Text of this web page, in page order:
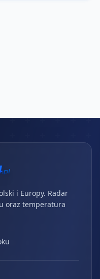
i Europy. Radar
oraz temperatura